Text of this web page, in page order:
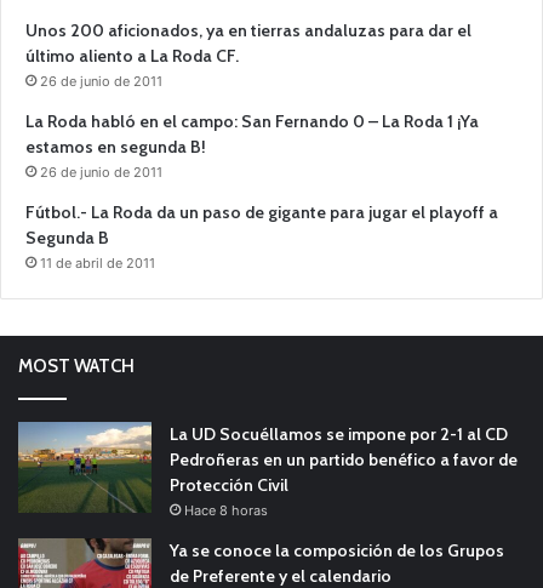
Unos 200 aficionados, ya en tierras andaluzas para dar el
último aliento a La Roda CF.
26 de junio de 2011
La Roda habló en el campo: San Fernando 0 – La Roda 1 ¡Ya
estamos en segunda B!
26 de junio de 2011
Fútbol.- La Roda da un paso de gigante para jugar el playoff a
Segunda B
11 de abril de 2011
MOST WATCH
La UD Socuéllamos se impone por 2-1 al CD
Pedroñeras en un partido benéfico a favor de
Protección Civil
Hace 8 horas
Ya se conoce la composición de los Grupos
de Preferente y el calendario